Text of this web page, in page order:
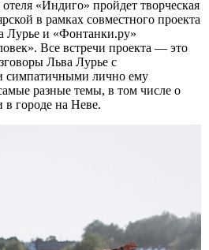
отеля «Индиго» пройдет творческая
в рамках совместного проекта
Лурье и «Фонтанки.ру»
Все встречи проекта — это
Льва Лурье с
симпатичными лично ему
разные темы, в том числе о
в городе на Неве.